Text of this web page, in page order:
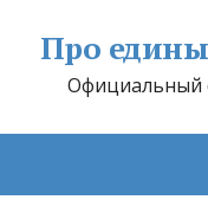
Про
Официальный